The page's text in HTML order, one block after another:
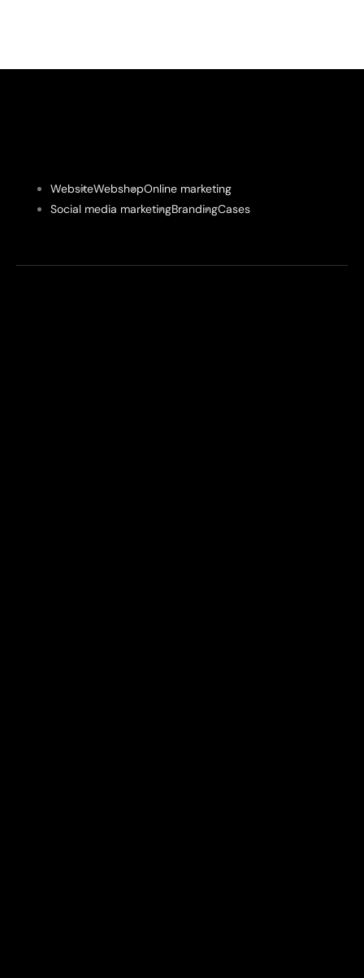
WebsiteWebshopOnline marketing
Social media marketingBrandingCases